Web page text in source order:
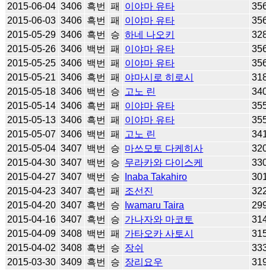
2015-06-04 3406 흑번 패 이야마 유타
2015-06-03 3406 흑번 패 이야마 유타
2015-05-29 3406 흑번 승 하네 나오키
2015-05-26 3406 백번 패 이야마 유타
2015-05-25 3406 백번 패 이야마 유타
2015-05-21 3406 흑번 패 야마시로 히로시
2015-05-18 3406 백번 승 고노 린
2015-05-14 3406 흑번 패 이야마 유타
2015-05-13 3406 흑번 패 이야마 유타
2015-05-07 3406 백번 패 고노 린
2015-05-04 3407 백번 승 마쓰모토 다케히사
2015-04-30 3407 백번 승 무라카와 다이스케
2015-04-27 3407 백번 승 Inaba Takahiro
2015-04-23 3407 흑번 패 조선진
2015-04-20 3407 흑번 승 Iwamaru Taira
2015-04-16 3407 흑번 승 가나자와 마코토
2015-04-09 3408 백번 패 가타오카 사토시
2015-04-02 3408 흑번 승 장쉬
2015-03-30 3409 흑번 승 장리요우